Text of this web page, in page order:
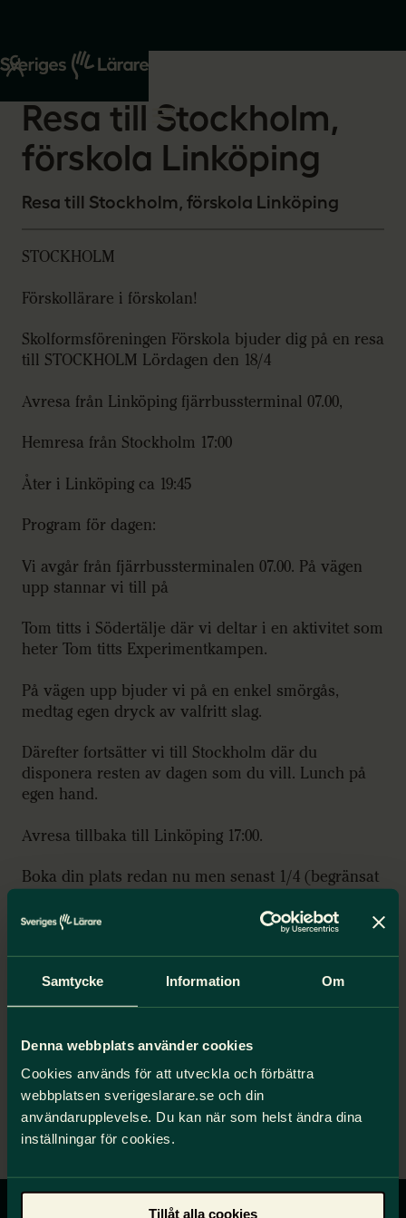
Samtycke Information Om
Denna webbplats använder cookies
Cookies används för att utveckla och förbättra
webbplatsen sverigeslarare.se och din
användarupplevelse. Du kan när som helst ändra dina
inställningar för cookies.
Tillåt alla cookies
Start
Om oss
2026-03-16
Resa till Stockholm,
förskola Linköping
Resa till Stockholm, förskola Linköping
STOCKHOLM
Förskollärare i förskolan!
Skolformsföreningen Förskola bjuder dig på en resa
till STOCKHOLM Lördagen den 18/4
Avresa från Linköping fjärrbussterminal 07.00,
Hemresa från Stockholm 17:00
Åter i Linköping ca 19:45
Program för dagen:
Vi avgår från fjärrbussterminalen 07.00. På vägen
upp stannar vi till på
Tom titts i Södertälje där vi deltar i en aktivitet som
heter Tom titts Experimentkampen.
På vägen upp bjuder vi på en enkel smörgås,
medtag egen dryck av valfritt slag.
Därefter fortsätter vi till Stockholm där du
disponera resten av dagen som du vill. Lunch på
egen hand.
Avresa tillbaka till Linköping 17:00.
Boka din plats redan nu men senast 1/4 (begränsat
Matilda, Rebecka och Susanne.
Bilagor
Stockholm